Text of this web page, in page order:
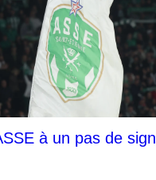
à un pas de